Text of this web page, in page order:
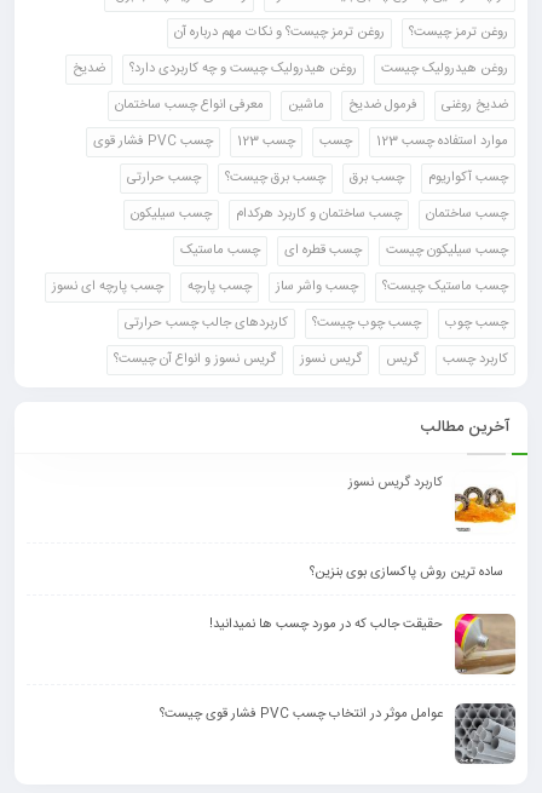
روغن ترمز چیست؟
روغن ترمز چیست؟ و نکات مهم درباره آن
روغن هیدرولیک چیست
روغن هیدرولیک چیست و چه کاربردی دارد؟
ضدیخ
ضدیخ روغنی
فرمول ضدیخ ماشین
معرفی انواع چسب ساختمان
موارد استفاده چسب 123
چسب چسب 123
چسب PVC فشار قوی
چسب آکواریوم
چسب برق چسب برق چیست؟
چسب حرارتی
چسب ساختمان
چسب ساختمان و کاربرد هرکدام
چسب سیلیکون
چسب سیلیکون چیست
چسب قطره ای
چسب ماستیک
چسب ماستیک چیست؟
چسب واشر ساز چسب پارچه
چسب پارچه ای نسوز
چسب چوب
چسب چوب چیست؟
کاربردهای جالب چسب حرارتی
کاربرد چسب
گریس گریس نسوز گریس نسوز و انواع آن چیست؟
آخرین مطالب
کاربرد گریس نسوز
ساده ترین روش پاکسازی بوی بنزین؟
حقیقت جالب که در مورد چسب ها نمیدانید!
عوامل موثر در انتخاب چسب PVC فشار قوی چیست؟